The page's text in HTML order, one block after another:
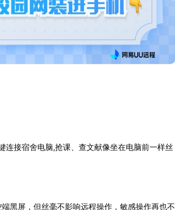
连接宿舍电脑,抢课、查文献像坐在电脑前一样丝
黑屏，但丝毫不影响远程操作，敏感操作再也不